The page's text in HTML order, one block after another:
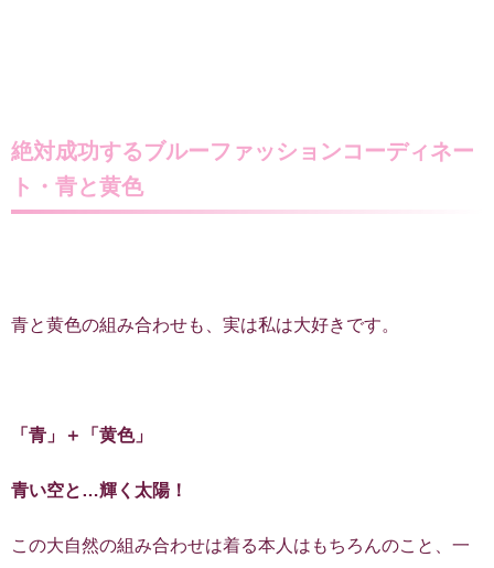
絶対成功するブルーファッションコーディネー
ト・青と黄色
青と黄色の組み合わせも、実は私は大好きです。
「青」＋「黄色」
青い空と…輝く太陽！
この大自然の組み合わせは着る本人はもちろんのこと、一